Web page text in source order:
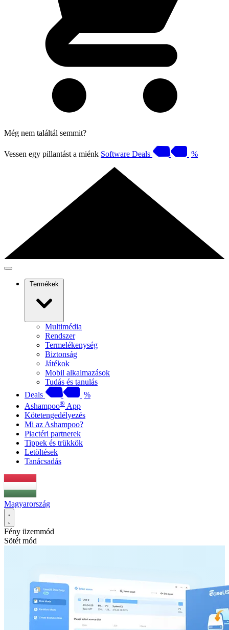
Még nem találtál semmit?
Vessen egy pillantást a miénk Software Deals %
Termékek
Multimédia
Rendszer
Termelékenység
Biztonság
Játékok
Mobil alkalmazások
Tudás és tanulás
Deals
%
Ashampoo® App
Kötetengedélyezés
Mi az Ashampoo?
Piactéri partnerek
Tippek és trükkök
Letöltések
Tanácsadás
Magyarország
Fény üzemmód
Sötét mód